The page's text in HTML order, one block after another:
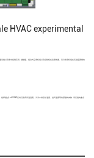
HVAC experimental
及集中控制系统. 储能罐、组合式空调机组以及控制柜在走廊放置，风冷热泵机组在实验室西侧的
够通过LabVIEW实时记录房间温湿度、冷冻水供回水温度、送风温度等传感器的参数. 该实验的重点